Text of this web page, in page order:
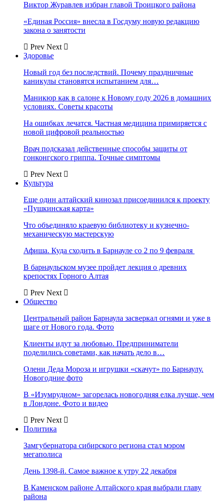
Виктор Журавлев избран главой Троицкого района
«Единая Россия» внесла в Госдуму новую редакцию
закона о занятости
Prev Next
Здоровье
Новый год без последствий. Почему праздничные
каникулы становятся испытанием для…
Маникюр как в салоне к Новому году 2026 в домашних
условиях. Советы красоты
На ошибках лечатся. Частная медицина примиряется с
новой цифровой реальностью
Врач подсказал действенные способы защиты от
гонконгского гриппа. Точные симптомы
Prev Next
Культура
Еще один алтайский кинозал присоединился к проекту
«Пушкинская карта»
Что объединяло краевую библиотеку и кузнечно-
механическую мастерскую
Афиша. Куда сходить в Барнауле со 2 по 9 февраля
В барнаульском музее пройдет лекция о древних
крепостях Горного Алтая
Prev Next
Общество
Центральный район Барнаула засверкал огнями и уже в
шаге от Нового года. Фото
Клиенты идут за любовью. Предприниматели
поделились советами, как начать дело в…
Олени Деда Мороза и игрушки «скачут» по Барнаулу.
Новогодние фото
В «Изумрудном» загорелась новогодняя елка лучше, чем
в Лондоне. Фото и видео
Prev Next
Политика
Замгубернатора сибирского региона стал мэром
мегаполиса
День 1398-й. Самое важное к утру 22 декабря
В Каменском районе Алтайского края выбрали главу
района